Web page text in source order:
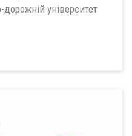
університет